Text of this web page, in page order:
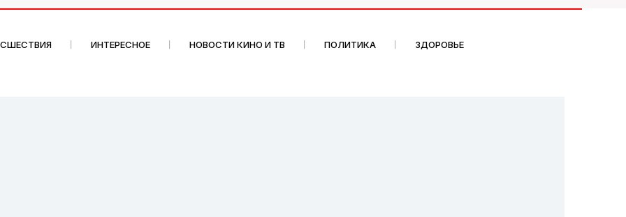
ИНТЕРЕСНОЕ НОВОСТИ КИНО И ТВ ПОЛИТИКА ЗДОРОВЬЕ